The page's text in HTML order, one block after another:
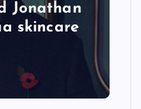
Jonathan
skincare